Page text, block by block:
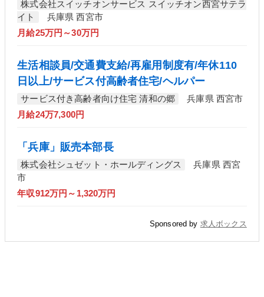
株式会社スイッチオンサービス スイッチオン西宮サテラ
イト
兵庫県 西宮市
月給25万円～30万円
生活相談員/交通費支給/再雇用制度有/年休110
日以上/サービス付高齢者住宅/ヘルパー
サービス付き高齢者向け住宅 清和の郷
兵庫県 西宮市
月給24万7,300円
「兵庫」販売本部長
株式会社シュゼット・ホールディングス
兵庫県 西宮
市
年収912万円～1,320万円
Sponsored by 求人ボックス